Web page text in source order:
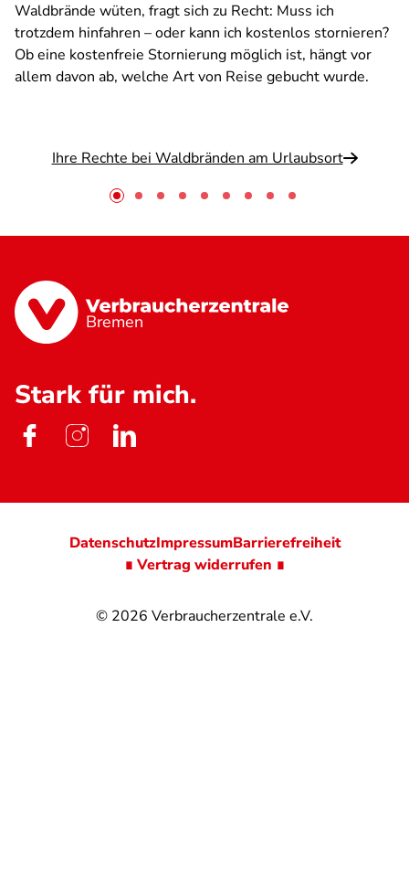
Waldbrände wüten, fragt sich zu Recht: Muss ich
trotzdem hinfahren – oder kann ich kostenlos stornieren?
Ob eine kostenfreie Stornierung möglich ist, hängt vor
allem davon ab, welche Art von Reise gebucht wurde.
Ihre Rechte bei Waldbränden am Urlaubsort
Bremen
Stark für mich.
© 2026 Verbraucherzentrale e.V.
DatenschutzImpressumBarrierefreiheit
∎ Vertrag widerrufen ∎